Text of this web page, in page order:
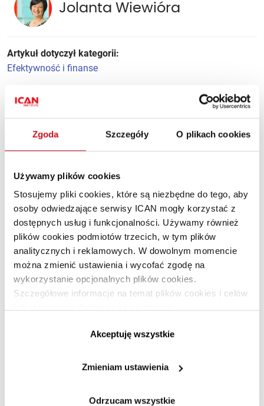
Zgoda Szczegóły O plikach cookies
Używamy plików cookies
Stosujemy pliki cookies, które są niezbędne do tego, aby
osoby odwiedzające serwisy ICAN mogły korzystać z
dostępnych usług i funkcjonalności. Używamy również
plików cookies podmiotów trzecich, w tym plików
analitycznych i reklamowych. W dowolnym momencie
można zmienić ustawienia i wycofać zgodę na
wykorzystanie opcjonalnych plików cookies.
Szczegółowe informacje na temat plików cookies i celów
Akceptuję wszystkie
Zmieniam ustawienia
Odrzucam wszystkie
Jolanta Wiewióra
Artykuł dotyczył kategorii:
Efektywność i finanse
Polecane artykuły
Popularne spółki na GPW
w Warszawie
Data analytics z perspektywy CFO